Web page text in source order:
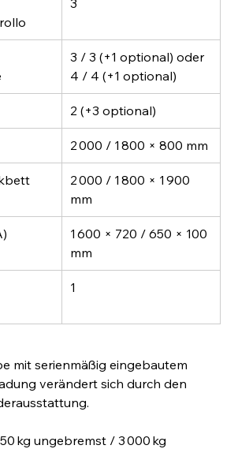
3
3 / 3 (+1 optional) oder
4 / 4 (+1 optional)
2 (+3 optional)
2 000 / 1 800 × 800 mm
2 000 / 1 800 × 1 900
mm
1 600 × 720 / 650 × 100
mm
1
mit serienmäßig eingebautem
verändert sich durch den